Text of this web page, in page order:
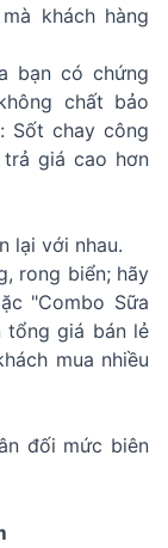
khách hàng
bạn có chứng
chất bảo
Sốt chay công
trả giá cao hơn
lại với nhau.
rong biển; hãy
"Combo Sữa
tổng giá bán lẻ
mua nhiều
đối mức biên